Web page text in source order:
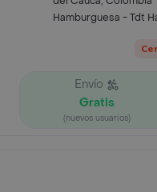
Hamburguesa - Tdt
Envío
Gratis
(nuevos usuarios)